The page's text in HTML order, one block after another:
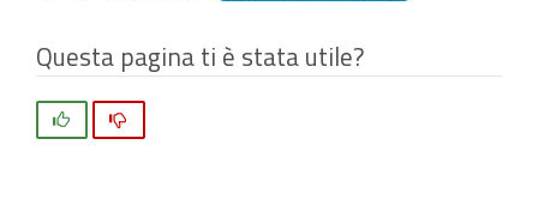
Questa pagina ti è stata utile?